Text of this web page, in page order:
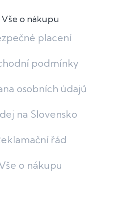
Vše o nákupu
placení
podmínky
osobních údajů
na Slovensko
řád
o nákupu